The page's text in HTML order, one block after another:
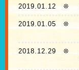
2019.01.12❊
2019.01.05 ❊
2018.12.29 ❊